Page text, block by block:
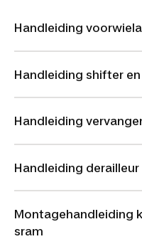
Handleiding
Handleiding shifter
Handleiding
Handleiding derailleur
Montagehandleiding
sram